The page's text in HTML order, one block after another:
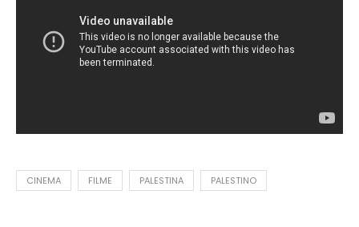
CINEMA FILME PALESTINA PALESTINO